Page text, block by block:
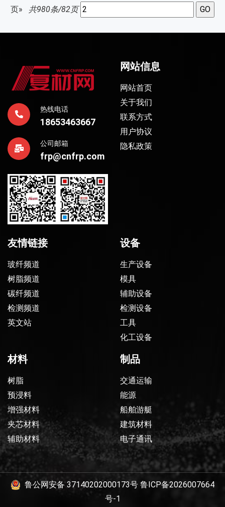
页»
共980条/82页
热线电话
18653463667
公司邮箱
frp@cnfrp.com
网站信息
网站首页
关于我们
联系方式
用户协议
隐私政策
友情链接
玻纤频道
树脂频道
碳纤频道
检测频道
英文站
设备
生产设备
模具
辅助设备
检测设备
工具
化工设备
材料
树脂
预浸料
增强材料
夹芯材料
辅助材料
制品
交通运输
能源
船舶游艇
建筑材料
电子通讯
鲁公网安备 37140202000173号 鲁ICP备2026007664
号-1